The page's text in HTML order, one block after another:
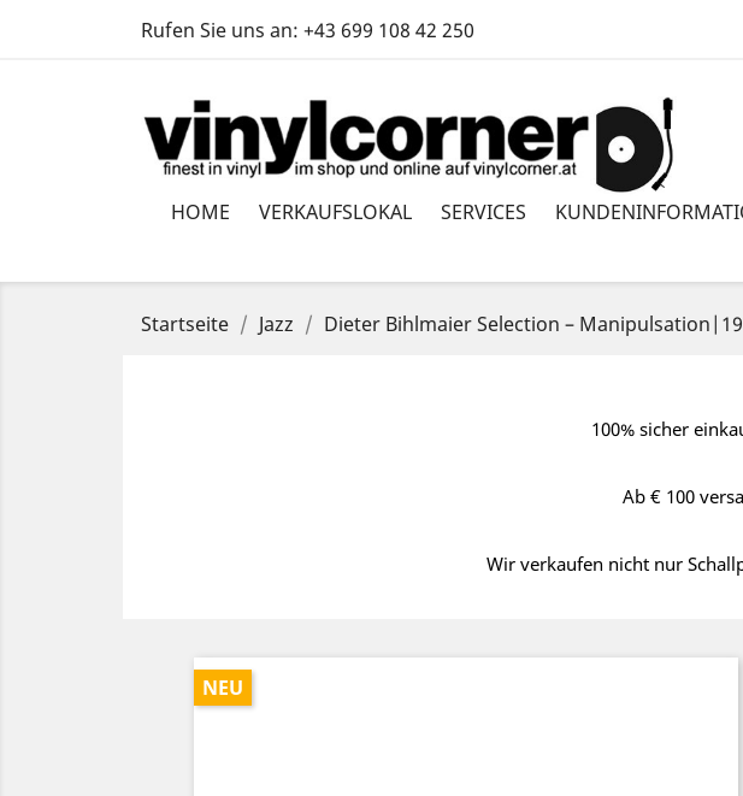
Rufen Sie uns an: +43 699 108 42 250
HOME VERKAUFSLOKAL SERVICES
Startseite Jazz Dieter Bihlmaier Selection –
100% sicher
Ab € 100
Wir verkaufen nicht nur
NEU